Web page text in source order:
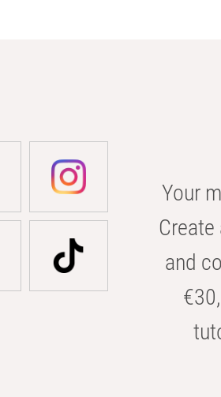
Your
and